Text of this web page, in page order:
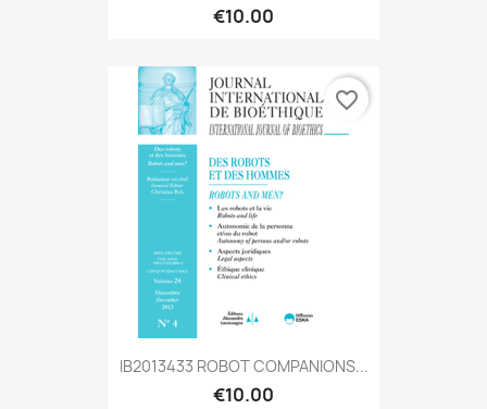
€10.00
IB2013433 ROBOT COMPANIONS...
€10.00
favorite_border